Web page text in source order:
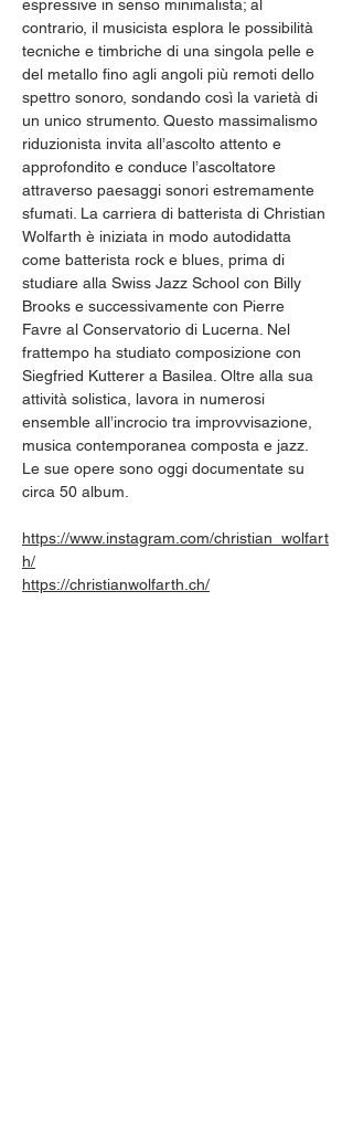
espressive in senso minimalista; al
contrario, il musicista esplora le possibilità
tecniche e timbriche di una singola pelle e
del metallo fino agli angoli più remoti dello
spettro sonoro, sondando così la varietà di
un unico strumento. Questo massimalismo
riduzionista invita all’ascolto attento e
approfondito e conduce l’ascoltatore
attraverso paesaggi sonori estremamente
sfumati. La carriera di batterista di Christian
Wolfarth è iniziata in modo autodidatta
come batterista rock e blues, prima di
studiare alla Swiss Jazz School con Billy
Brooks e successivamente con Pierre
Favre al Conservatorio di Lucerna. Nel
frattempo ha studiato composizione con
Siegfried Kutterer a Basilea. Oltre alla sua
attività solistica, lavora in numerosi
ensemble all’incrocio tra improvvisazione,
musica contemporanea composta e jazz.
Le sue opere sono oggi documentate su
circa 50 album.
https://www.instagram.com/christian_wolfart
h/
https://christianwolfarth.ch/